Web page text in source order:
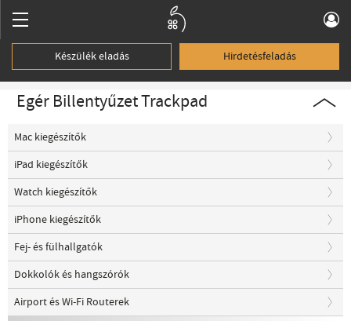
Készülék eladás Hirdetésfeladás
Egér Billentyűzet Trackpad
Mac kiegészítők
iPad kiegészítők
Watch kiegészítők
iPhone kiegészítők
Fej- és fülhallgatók
Dokkolók és hangszórók
Airport és Wi-Fi Routerek